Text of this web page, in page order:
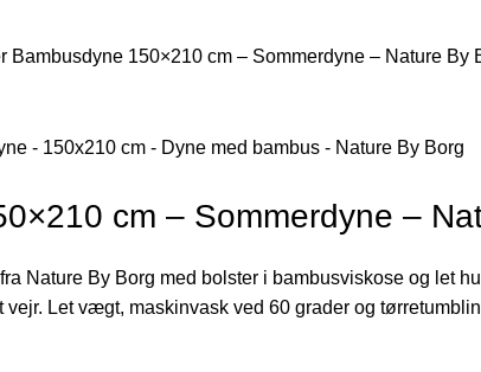
Bambusdyne 150×210 cm – Sommerdyne – Nature By
cm – Sommerdyne –
Nature By Borg med bolster i bambusviskose og let
Let vægt, maskinvask ved 60 grader og